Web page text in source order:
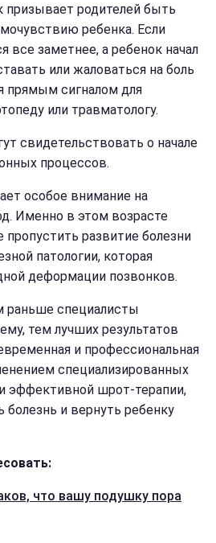
родителей быть
ребенка. Если
все заметнее, а ребенок начал
или жаловаться на боль
прямым сигналом для
или травматологу.
свидетельствовать о начале
процессов.
особое внимание на
Именно в этом возрасте
развитие болезни
патологии, которая
деформации позвонков.
раньше специалисты
тем лучших результатов
и профессиональная
специализированных
эффективной шрот-терапии,
болезнь и вернуть ребенку
что вашу подушку пора